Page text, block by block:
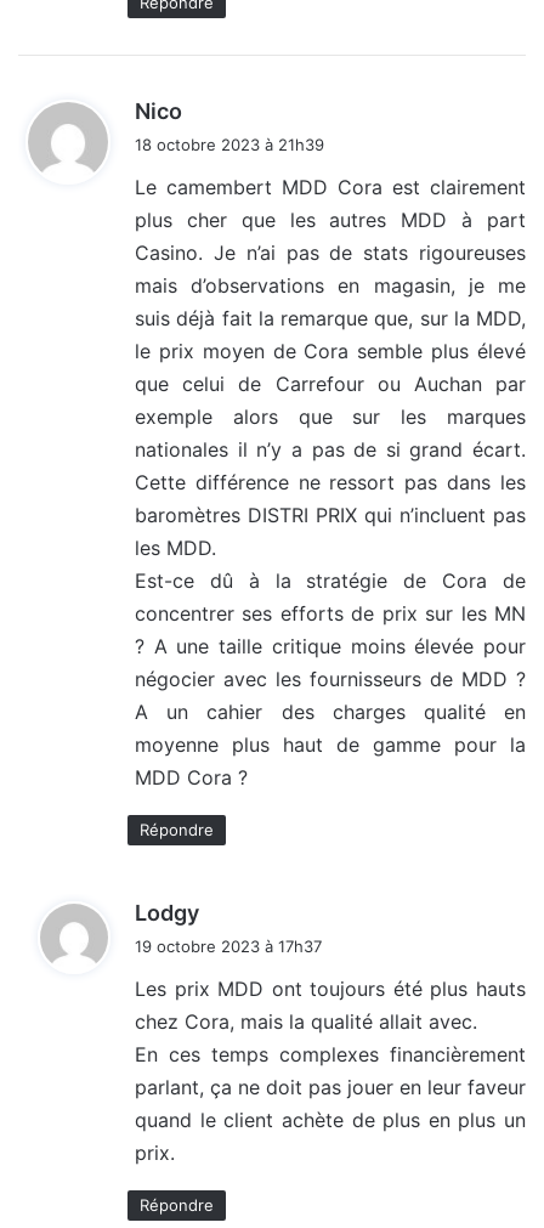
Nico
18 octobre 2023 à 21h39
Le camembert MDD Cora est clairement
plus cher que les autres MDD à part
Casino. Je n’ai pas de stats rigoureuses
mais d’observations en magasin, je me
suis déjà fait la remarque que, sur la MDD,
le prix moyen de Cora semble plus élevé
que celui de Carrefour ou Auchan par
exemple alors que sur les marques
nationales il n’y a pas de si grand écart.
Cette différence ne ressort pas dans les
baromètres DISTRI PRIX qui n’incluent pas
les MDD.
Est-ce dû à la stratégie de Cora de
concentrer ses efforts de prix sur les MN
? A une taille critique moins élevée pour
négocier avec les fournisseurs de MDD ?
A un cahier des charges qualité en
moyenne plus haut de gamme pour la
MDD Cora ?
Répondre
Lodgy
:
19 octobre 2023 à 17h37
Les prix MDD ont toujours été plus hauts
chez Cora, mais la qualité allait avec.
En ces temps complexes financièrement
parlant, ça ne doit pas jouer en leur faveur
quand le client achète de plus en plus un
prix.
Répondre